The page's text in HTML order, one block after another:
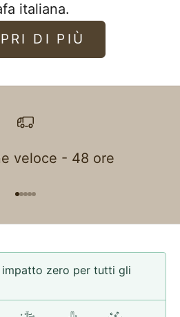
italiana.
DI PIÙ
veloce - 48 ore
impatto zero per tutti gli